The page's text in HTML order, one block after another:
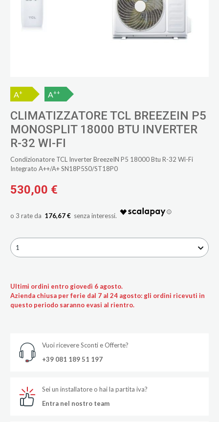
A+ A++
CLIMATIZZATORE TCL BREEZEIN P5
MONOSPLIT 18000 BTU INVERTER
R-32 WI-FI
Condizionatore TCL Inverter BreezeIN P5 18000 Btu R-32 Wi-Fi
Integrato A++/A+ SN18P5S0/ST18P0
530,00 €
176,67 €
1
Ultimi ordini entro giovedì 6 agosto.
Azienda chiusa per ferie dal 7 al 24 agosto: gli ordini ricevuti in
questo periodo saranno evasi al rientro.
Vuoi ricevere Sconti e Offerte?
+39 081 189 51 197
Sei un installatore o hai la partita iva?
Entra nel nostro team